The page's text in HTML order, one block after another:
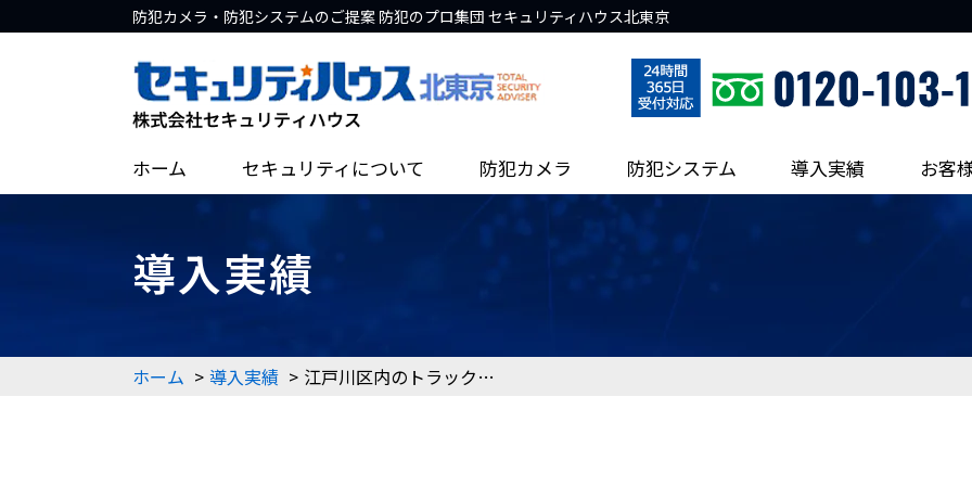
防犯カメラ・防犯システムのご提案 防犯のプロ集団 セキュリティハウス北東京
ホーム セキュリティについて 防犯カメラ 防犯システム 導入実績 お客
導入実績
ホーム 導入実績 江戸川区内のトラック…